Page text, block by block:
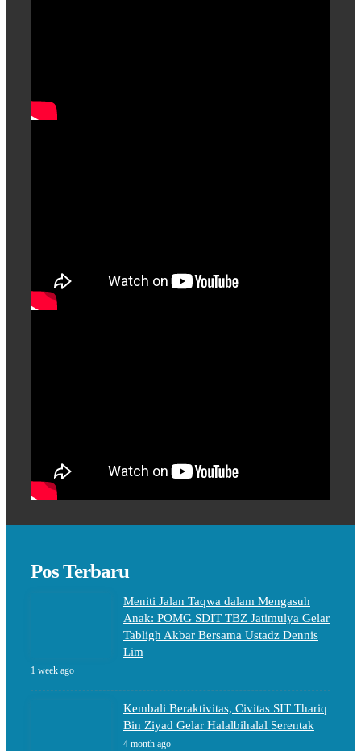
Pos Terbaru
Meniti Jalan Taqwa dalam Mengasuh
Anak: POMG SDIT TBZ Jatimulya Gelar
Tabligh Akbar Bersama Ustadz Dennis
Lim
1 week ago
Kembali Beraktivitas, Civitas SIT Thariq
Bin Ziyad Gelar Halalbihalal Serentak
4 month ago